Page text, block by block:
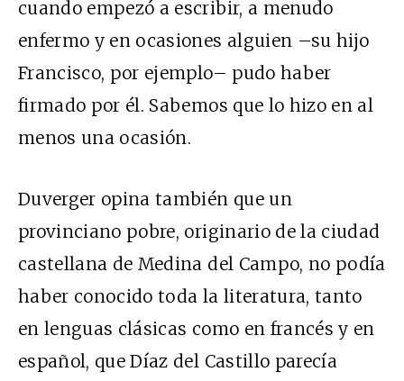
cuando empezó a escribir, a menudo
enfermo y en ocasiones alguien –su hijo
Francisco, por ejemplo– pudo haber
firmado por él. Sabemos que lo hizo en al
menos una ocasión.
Duverger opina también que un
provinciano pobre, originario de la ciudad
castellana de Medina del Campo, no podía
haber conocido toda la literatura, tanto
en lenguas clásicas como en francés y en
español, que Díaz del Castillo parecía